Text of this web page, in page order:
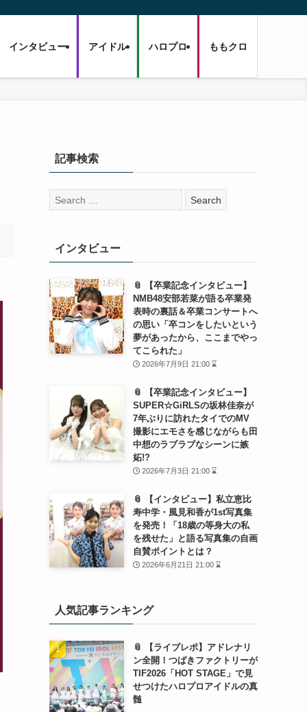
インタビュー アイドル ハロプロ ももクロ
記事検索
検
索:
インタビュー
📎 【卒業記念インタビュー】
NMB48安部若菜が語る卒業発
表時の裏話＆卒業コンサートへ
の思い「卒コンをしたいという
夢があったから、ここまでやっ
てこられた」
2026年7月9日 21:00 ⌛
📎 【卒業記念インタビュー】
SUPER☆GiRLSの坂林佳奈が
7年ぶりに訪れたタイでのMV
撮影にエモさを感じながらも田
中想のラブラブなシーンに嫉
妬!?
2026年7月3日 21:00 ⌛
📎 【インタビュー】私立恵比
寿中学・風見和香が1st写真集
を発売！「18歳の等身大の私
を残せた」と語る写真集の自画
自賛ポイントとは？
2026年6月21日 21:00 ⌛
人気記事ランキング
📎 【ライブレポ】アドレナリ
ン全開！つばきファクトリーが
TIF2026「HOT STAGE」で見
せつけたハロプロアイドルの真
髄